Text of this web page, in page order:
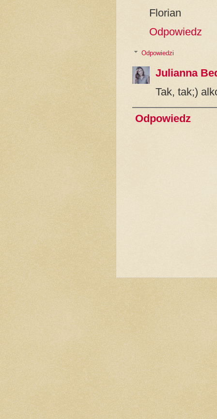
Florian
Odpowiedz
Odpowiedzi
Julianna
Tak, tak;)
Odpowiedz